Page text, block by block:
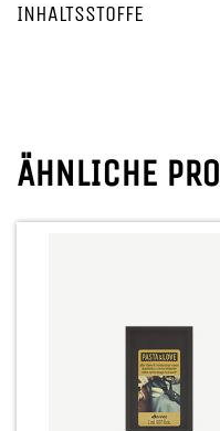
INHALTSSTOFFE
ÄHNLICHE